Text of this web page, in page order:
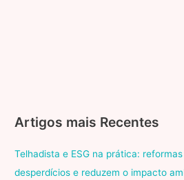
Artigos mais Recentes
Telhadista e ESG na prática:
desperdícios e reduzem o impacto